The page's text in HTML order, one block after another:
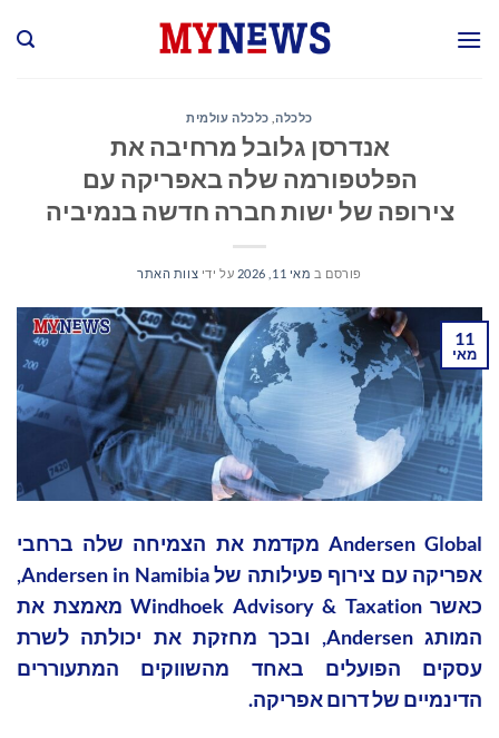
כלכלה, כלכלה עולמית
אנדרסן גלובל מרחיבה את
הפלטפורמה שלה באפריקה עם
צירופה של ישות חברה חדשה בנמיביה
פורסם ב מאי 11, 2026 על ידי צוות האתר
11
מאי
Andersen Global מקדמת את הצמיחה שלה ברחבי
אפריקה עם צירוף פעילותה של Andersen in Namibia,
כאשר Windhoek Advisory & Taxation מאמצת את
המותג Andersen, ובכך מחזקת את יכולתה לשרת
עסקים הפועלים באחד מהשווקים המתעוררים
הדינמיים של דרום אפריקה.